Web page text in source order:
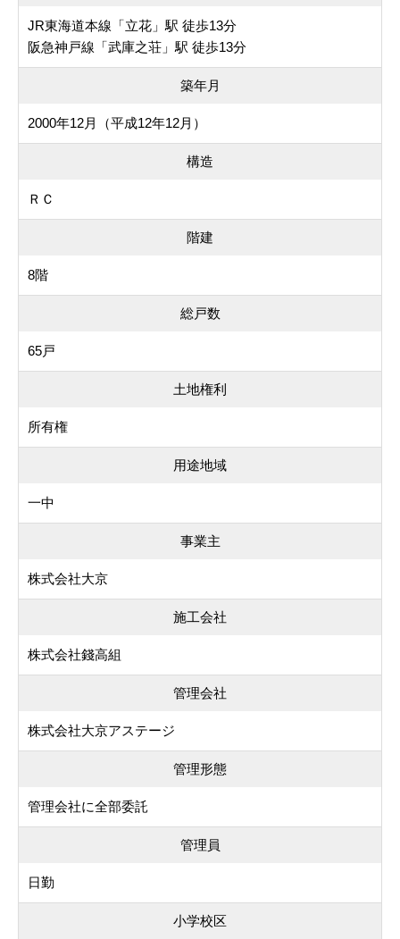
JR東海道本線「立花」駅 徒歩13分
阪急神戸線「武庫之荘」駅 徒歩13分
築年月
2000年12月（平成12年12月）
構造
ＲＣ
階建
8階
総戸数
65戸
土地権利
所有権
用途地域
一中
事業主
株式会社大京
施工会社
株式会社錢高組
管理会社
株式会社大京アステージ
管理形態
管理会社に全部委託
管理員
日勤
小学校区